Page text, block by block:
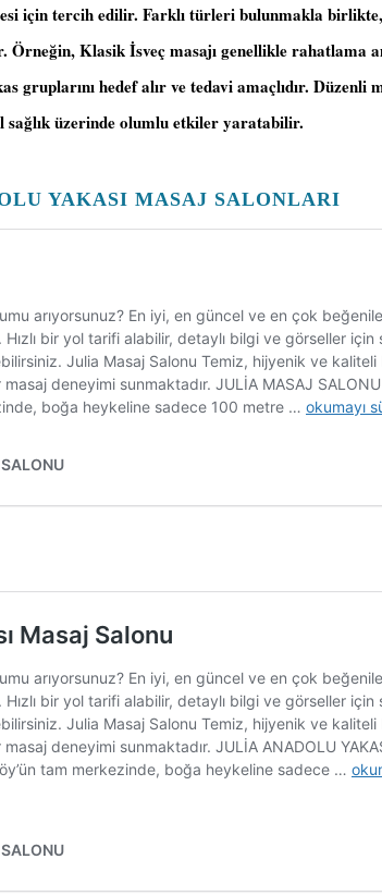
için tercih edilir. Farklı türleri bulunmakla
Klasik İsveç masajı genellikle rahatlama
gruplarını hedef alır ve tedavi amaçlıdır. Düzenli
sağlık üzerinde olumlu etkiler yaratabilir.
YAKASI MASAJ SALONLARI